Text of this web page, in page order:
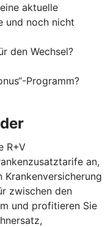
aktuelle
und noch nicht
den Wechsel?
Programm?
R+V
an,
zwischen den
und profitieren Sie